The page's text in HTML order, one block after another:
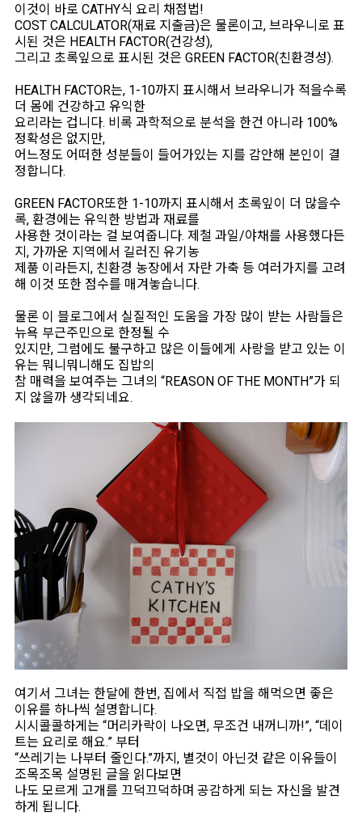
이것이 바로 CATHY식 요리 채점법!
COST CALCULATOR(재료 지출금)은 물론이고, 브라우니로 표
시된 것은 HEALTH FACTOR(건강성),
그리고 초록잎으로 표시된 것은 GREEN FACTOR(친환경성).
HEALTH FACTOR는, 1-10까지 표시해서 브라우니가 적을수록
더 몸에 건강하고 유익한
요리라는 겁니다. 비록 과학적으로 분석을 한건 아니라 100%
정확성은 없지만,
어느정도 어떠한 성분들이 들어가있는 지를 감안해 본인이 결
정합니다.
GREEN FACTOR또한 1-10까지 표시해서 초록잎이 더 많을수
록, 환경에는 유익한 방법과 재료를
사용한 것이라는 걸 보여줍니다. 제철 과일/야채를 사용했다든
지, 가까운 지역에서 길러진 유기농
제품 이라든지, 친환경 농장에서 자란 가축 등 여러가지를 고려
해 이것 또한 점수를 매겨놓습니다.
물론 이 블로그에서 실질적인 도움을 가장 많이 받는 사람들은
뉴욕 부근주민으로 한정될 수
있지만, 그럼에도 불구하고 많은 이들에게 사랑을 받고 있는 이
유는 뭐니뭐니해도 집밥의
참 매력을 보여주는 그녀의 “REASON OF THE MONTH”가 되
지 않을까 생각되네요.
여기서 그녀는 한달에 한번, 집에서 직접 밥을 해먹으면 좋은
이유를 하나씩 설명합니다.
시시콜콜하게는 “머리카락이 나오면, 무조건 내꺼니까!”, “데이
트는 요리로 해요.” 부터
“쓰레기는 나부터 줄인다.”까지, 별것이 아닌것 같은 이유들이
조목조목 설명된 글을 읽다보면
나도 모르게 고개를 끄덕끄덕하며 공감하게 되는 자신을 발견
하게 됩니다.